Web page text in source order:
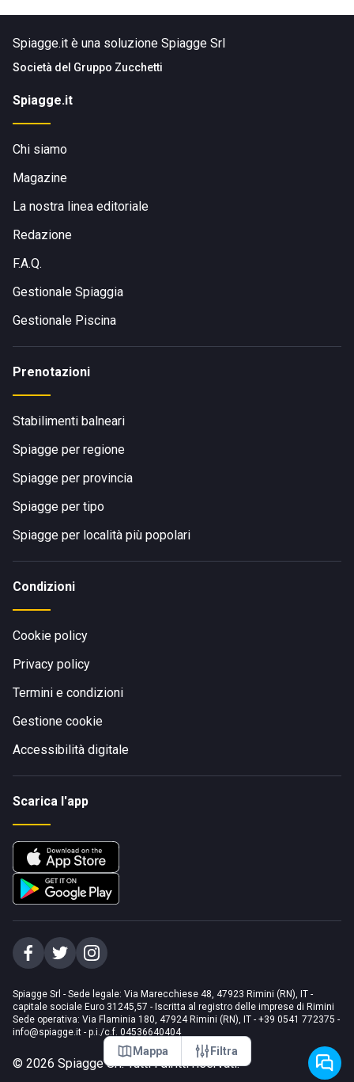
Mappa Filtra
Spiagge.it è una soluzione Spiagge Srl
Società del Gruppo Zucchetti
Spiagge.it
Chi siamo
Magazine
La nostra linea editoriale
Redazione
F.A.Q.
Gestionale Spiaggia
Gestionale Piscina
Prenotazioni
Stabilimenti balneari
Spiagge per regione
Spiagge per provincia
Spiagge per tipo
Spiagge per località più popolari
Condizioni
Cookie policy
Privacy policy
Termini e condizioni
Gestione cookie
Accessibilità digitale
Scarica l'app
Spiagge Srl - Sede legale: Via Marecchiese 48, 47923 Rimini (RN), IT -
capitale sociale Euro 31245,57 - Iscritta al registro delle imprese di Rimini
Sede operativa: Via Flaminia 180, 47924 Rimini (RN), IT - +39 0541 772375 -
info@spiagge.it - p.i./c.f. 04536640404
© 2026 Spiagge Srl. Tutti i diritti riservati.